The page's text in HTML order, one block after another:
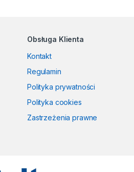
Obsługa Klienta
Kontakt
Regulamin
Polityka prywatności
Polityka cookies
Zastrzeżenia prawne